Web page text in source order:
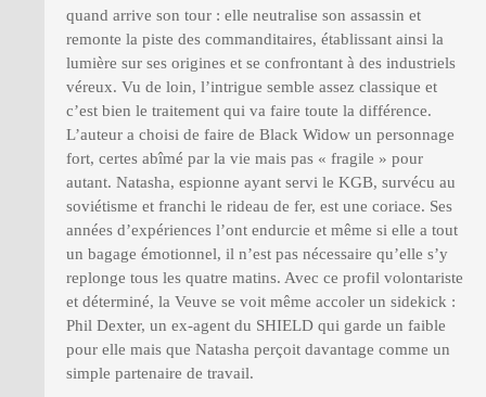
quand arrive son tour : elle neutralise son assassin et
remonte la piste des commanditaires, établissant ainsi la
lumière sur ses origines et se confrontant à des industriels
véreux. Vu de loin, l’intrigue semble assez classique et
c’est bien le traitement qui va faire toute la différence.
L’auteur a choisi de faire de Black Widow un personnage
fort, certes abîmé par la vie mais pas « fragile » pour
autant. Natasha, espionne ayant servi le KGB, survécu au
soviétisme et franchi le rideau de fer, est une coriace. Ses
années d’expériences l’ont endurcie et même si elle a tout
un bagage émotionnel, il n’est pas nécessaire qu’elle s’y
replonge tous les quatre matins. Avec ce profil volontariste
et déterminé, la Veuve se voit même accoler un sidekick :
Phil Dexter, un ex-agent du SHIELD qui garde un faible
pour elle mais que Natasha perçoit davantage comme un
simple partenaire de travail.